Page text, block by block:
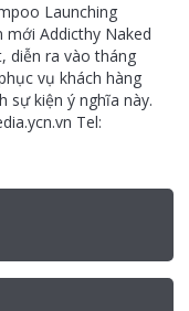
Launching
mới Addicthy Naked
diễn ra vào tháng
vụ khách hàng
sự kiện ý nghĩa này.
Tel: